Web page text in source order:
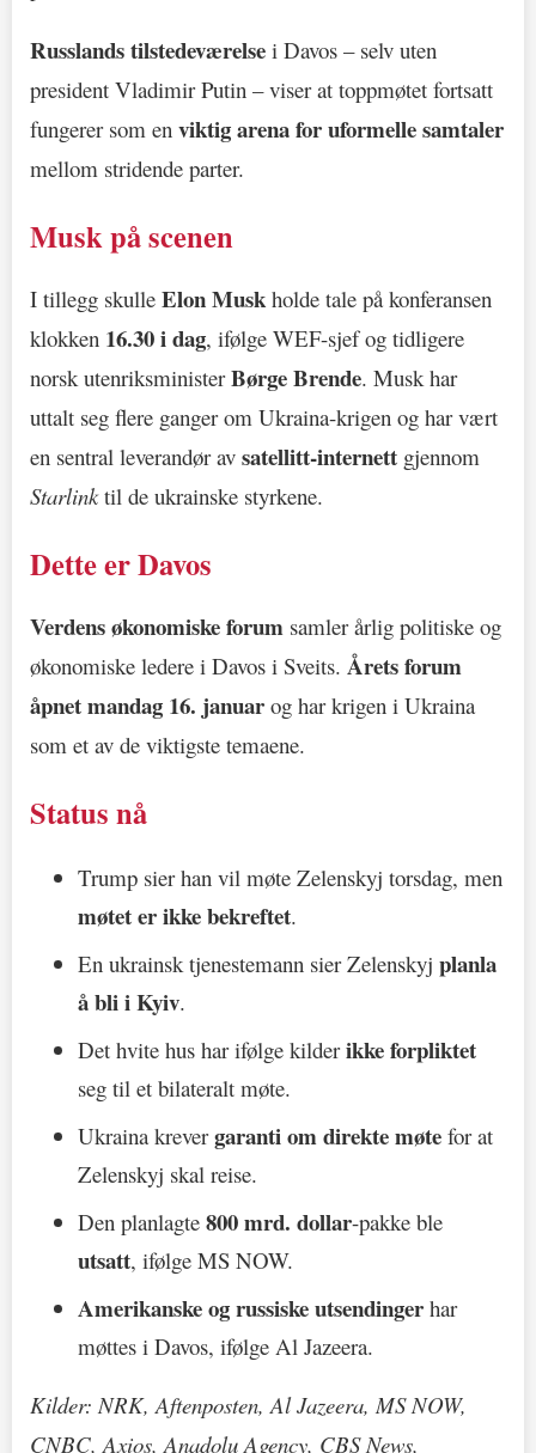
Russlands tilstedeværelse i Davos – selv uten
president Vladimir Putin – viser at toppmøtet fortsatt
fungerer som en viktig arena for uformelle samtaler
mellom stridende parter.
Musk på scenen
I tillegg skulle Elon Musk holde tale på konferansen
klokken 16.30 i dag, ifølge WEF-sjef og tidligere
norsk utenriksministerBørge Brende. Musk har
uttalt seg flere ganger om Ukraina-krigen og har vært
en sentral leverandør av satellitt-internett gjennom
Starlinktil de ukrainske styrkene.
Dette er Davos
Verdens økonomiske forum samler årlig politiske og
økonomiske ledere i Davos i Sveits. Årets forum
åpnet mandag 16. januar og har krigen i Ukraina
som et av de viktigste temaene.
Status nå
Trump sier han vil møte Zelenskyj torsdag, men
møtet er ikke bekreftet.
En ukrainsk tjenestemann sier Zelenskyj planla
å bli i Kyiv.
Det hvite hus har ifølge kilderikke forpliktet
seg til et bilateralt møte.
Ukraina krevergaranti om direkte møte for at
Zelenskyj skal reise.
Den planlagte 800 mrd. dollar-pakke ble
utsatt, ifølge MS NOW.
Amerikanske og russiske utsendinger har
møttes i Davos, ifølge Al Jazeera.
Kilder: NRK, Aftenposten, Al Jazeera, MS NOW,
CNBC, Axios, Anadolu Agency, CBS News,